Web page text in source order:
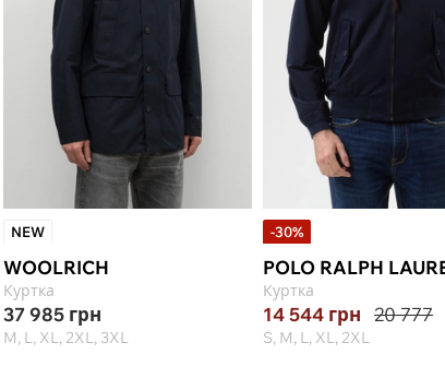
NEW
WOOLRICH
Куртка
37 985 грн
M, L, XL, 2XL, 3XL
-30%
POLO RALPH
Куртка
14 544 грн 20 777
S, M, L, XL, 2XL